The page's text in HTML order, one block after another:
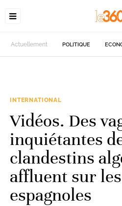
Actuellement POLITIQUE
INTERNATIONAL
Vidéos. Des
inquiétantes
clandestins
affluent sur
espagnoles